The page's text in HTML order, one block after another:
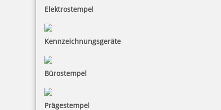
Elektrostempel
Kennzeichnungsgeräte
Bürostempel
Prägestempel